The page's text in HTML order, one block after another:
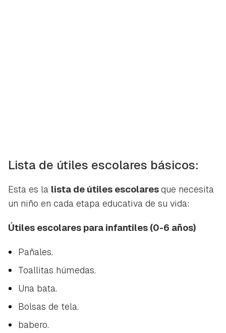
Lista de útiles escolares básicos:
Esta es la lista de útiles escolaresque necesita
un niño en cada etapa educativa de su vida:
Útiles escolares para infantiles (0-6 años)
Pañales.
Toallitas húmedas.
Una bata.
Bolsas de tela.
babero.